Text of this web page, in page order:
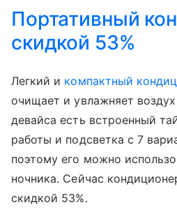
Портативный
скидкой 53%
Легкий и компактный
очищает и увлажняет
девайса есть встроенный
работы и подсветка с 7
поэтому его можно
ночника. Сейчас
скидкой 53%.